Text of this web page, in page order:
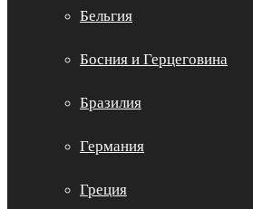
Бельгия
Босния и Герцеговина
Бразилия
Германия
Греция